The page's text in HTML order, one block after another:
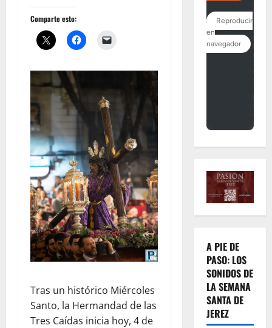
Comparte esto:
Tras un histórico Miércoles
Santo, la Hermandad de las
Tres Caídas inicia hoy, 4 de
A PIE DE
PASO: LOS
SONIDOS DE
LA SEMANA
SANTA DE
JEREZ